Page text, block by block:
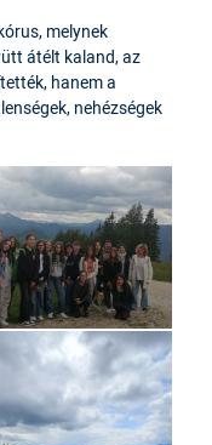
melynek
átélt kaland, az
hanem a
nehézségek